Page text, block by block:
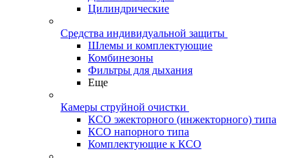
Цилиндрические
Средства индивидуальной защиты
Шлемы и комплектующие
Комбинезоны
Фильтры для дыхания
Еще
Камеры струйной очистки
КСО эжекторного (инжекторного) типа
КСО напорного типа
Комплектующие к КСО